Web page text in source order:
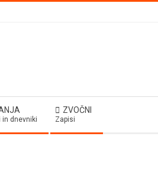
in dnevniki
ZVOČNI
Zapisi